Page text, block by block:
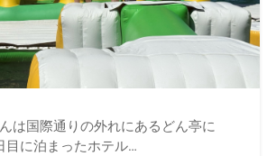
は国際通りの外れにあるどん亭に
目に泊まったホテル…